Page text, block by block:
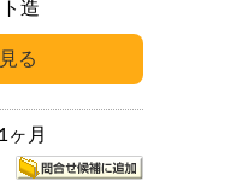
造
1ヶ月